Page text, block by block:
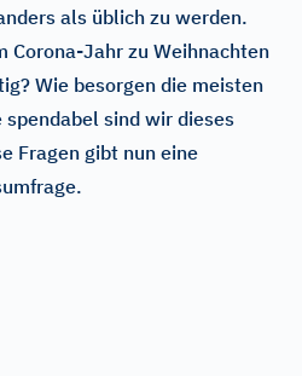
als üblich zu werden.
Corona-Jahr zu Weihnachten
Wie besorgen die meisten
spendabel sind wir dieses
Fragen gibt nun eine